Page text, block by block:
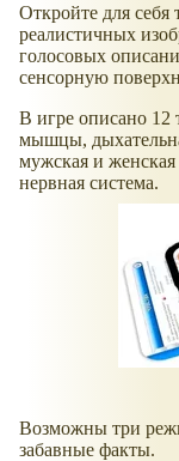
Откройте для
реалистичных
голосовых
сенсорную
В игре описано 12
мышцы,
мужская и
нервная система.
Возможны три
забавные факты.